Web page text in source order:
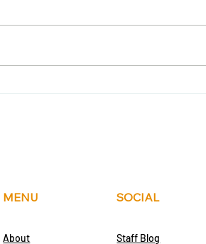
ペアレッスン指導風景２
MENU
About
SOCIAL
Staff Blog